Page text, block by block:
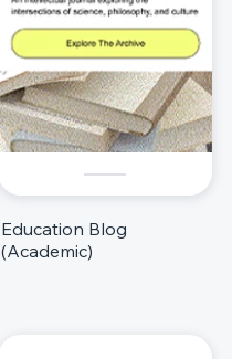
Education Blog
(Academic)